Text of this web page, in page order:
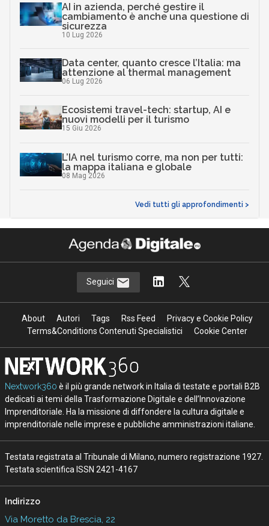
AI in azienda, perché gestire il
cambiamento è anche una questione di
sicurezza
10 Lug 2026
Data center, quanto cresce l’Italia: ma
attenzione al thermal management
06 Lug 2026
Ecosistemi travel-tech: startup, AI e
nuovi modelli per il turismo
15 Giu 2026
L’IA nel turismo corre, ma non per tutti:
la mappa italiana e globale
08 Mag 2026
Vedi tutti gli approfondimenti >
Seguici
About Autori Tags Rss Feed
Privacy e Cookie Policy
Terms&Conditions Contenuti Specialistici
Cookie Center
Nextwork360 è il più grande network in Italia di testate e portali B2B
dedicati ai temi della Trasformazione Digitale e dell’Innovazione
Imprenditoriale. Ha la missione di diffondere la cultura digitale e
imprenditoriale nelle imprese e pubbliche amministrazioni italiane.
Testata registrata al Tribunale di Milano, numero registrazione 1927.
Testata scientifica ISSN 2421-4167
Indirizzo
Via Moretto da Brescia, 22